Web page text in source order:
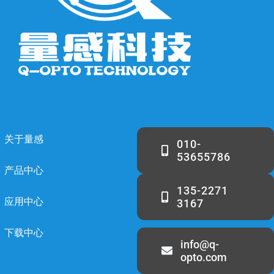
关于量感
产品中心
应用中心
下载中心
010-
53655786
135-2271
3167
info@q-
opto.com